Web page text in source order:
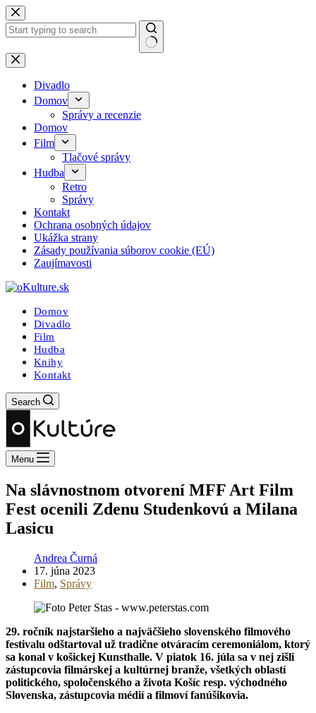
Skip
to
content
No
results
Divadlo
Domov
Správy a recenzie
Domov
Film
Tlačové správy
Hudba
Retro
Správy
Kontakt
Ochrana osobných údajov
Ukážka strany
Zásady používania súborov cookie (EÚ)
Zaujímavosti
Domov
Divadlo
Film
Hudba
Knihy
Kontakt
Search
Menu
Na slávnostnom otvorení MFF Art Film
Fest ocenili Zdenu Studenkovú a Milana
Lasicu
Andrea Čurná
17. júna 2023
Film, Správy
29. ročník najstaršieho a najväčšieho slovenského filmového
festivalu odštartoval už tradične otváracím ceremoniálom, ktorý
sa konal v košickej Kunsthalle. V piatok 16. júla sa v nej zišli
zástupcovia filmárskej a kultúrnej branže, všetkých oblastí
politického, spoločenského a života Košíc resp. východného
Slovenska, zástupcovia médií a filmoví fanúšikovia.